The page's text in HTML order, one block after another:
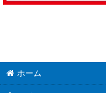
ホーム